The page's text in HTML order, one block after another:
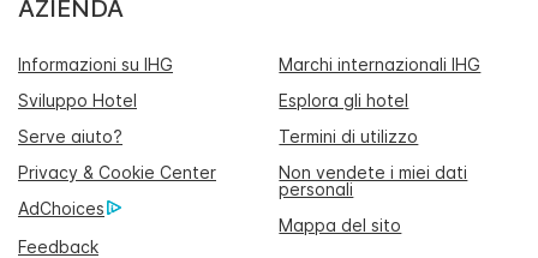
AZIENDA
Informazioni su IHG
Marchi internazionali IHG
Sviluppo Hotel
Esplora gli hotel
Serve aiuto?
Termini di utilizzo
Privacy & Cookie Center
Non vendete i miei dati
personali
AdChoices
Mappa del sito
Feedback